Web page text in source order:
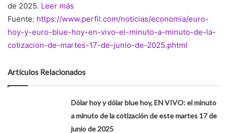
de 2025. Leer más
Fuente: https://www.perfil.com/noticias/economia/euro-
hoy-y-euro-blue-hoy-en-vivo-el-minuto-a-minuto-de-la-
cotizacion-de-martes-17-de-junio-de-2025.phtml
Artículos Relacionados
Dólar hoy y dólar blue hoy, EN VIVO: el minuto
a minuto de la cotización de este martes 17 de
junio de 2025